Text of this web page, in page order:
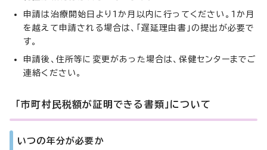
申請は治療開始日より1か月以内に行ってください。1か月
を越えて申請される場合は、「遅延理由書」の提出が必要で
す。
申請後、住所等に変更があった場合は、保健センターまでご
連絡ください。
「市町村民税額が証明できる書類」について
いつの年分が必要か